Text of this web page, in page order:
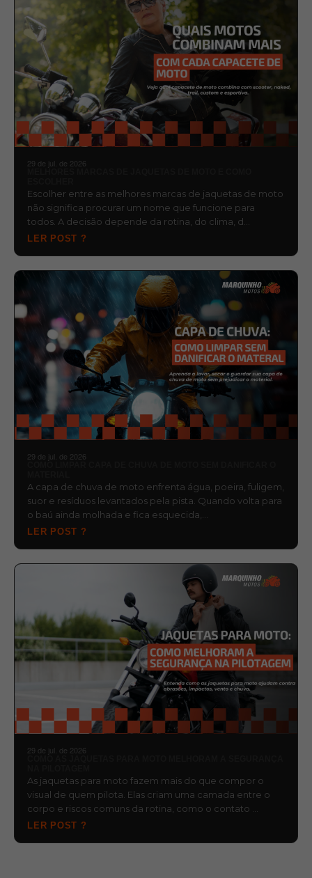
29 de jul. de 2026
Escolher entre as melhores marcas de jaquetas de moto
não significa procurar um nome que funcione para
todos. A decisão depende da rotina, do clima, d…
LER POST ?
29 de jul. de 2026
A capa de chuva de moto enfrenta água, poeira, fuligem,
suor e resíduos levantados pela pista. Quando volta para
o baú ainda molhada e fica esquecida,…
LER POST ?
29 de jul. de 2026
As jaquetas para moto fazem mais do que compor o
visual de quem pilota. Elas criam uma camada entre o
corpo e riscos comuns da rotina, como o contato …
LER POST ?